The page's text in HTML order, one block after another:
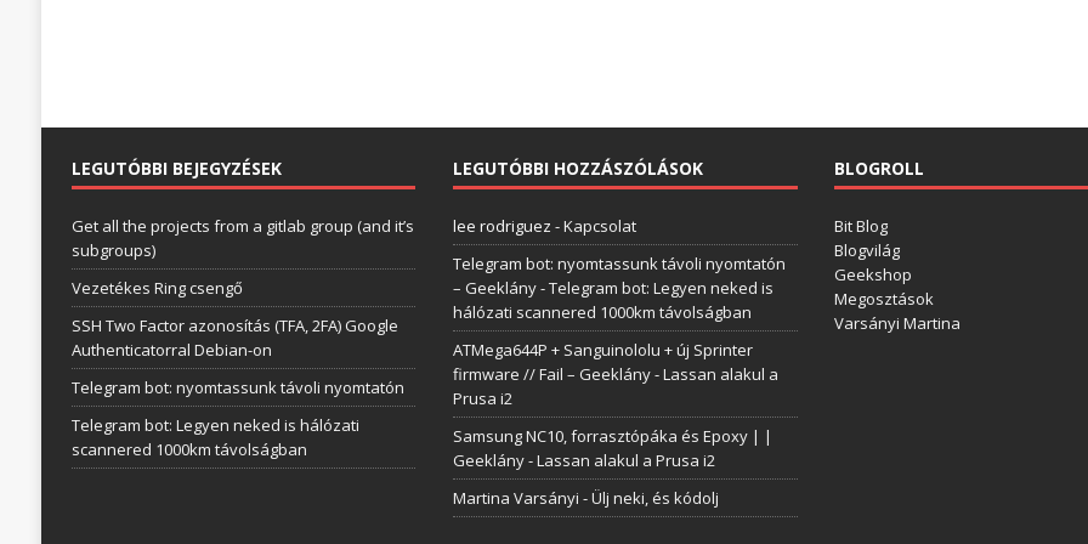
LEGUTÓBBI BEJEGYZÉSEK
Get all the projects from a gitlab group (and it’s
subgroups)
Vezetékes Ring csengő
SSH Two Factor azonosítás (TFA, 2FA) Google
Authenticatorral Debian-on
Telegram bot: nyomtassunk távoli nyomtatón
Telegram bot: Legyen neked is hálózati
scannered 1000km távolságban
LEGUTÓBBI HOZZÁSZÓLÁSOK
lee rodriguez -Kapcsolat
Telegram bot: nyomtassunk távoli nyomtatón
– Geeklány-Telegram bot: Legyen neked is
hálózati scannered 1000km távolságban
ATMega644P + Sanguinololu + új Sprinter
firmware // Fail – Geeklány-Lassan alakul a
Prusa i2
Samsung NC10, forrasztópáka és Epoxy | |
Geeklány-Lassan alakul a Prusa i2
Martina Varsányi -Ülj neki, és kódolj
BLOGROLL
Bit Blog
Blogvilág
Geekshop
Megosztások
Varsányi Martina